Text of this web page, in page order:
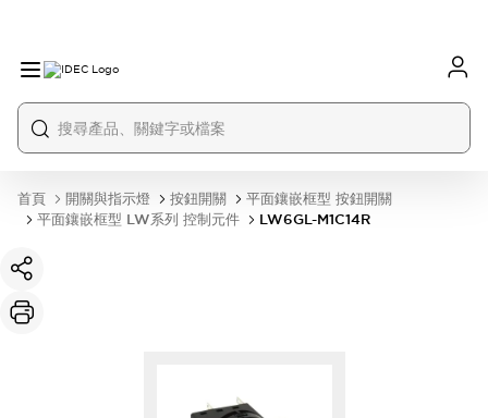
首頁 開關與指示燈 按鈕開關
平面鑲嵌框型 按鈕開關
平面鑲嵌框型 LW系列 控制元件
LW6GL-M1C14R